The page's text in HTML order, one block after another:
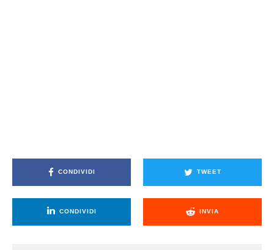
CONDIVIDI TWEET
CONDIVIDI INVIA